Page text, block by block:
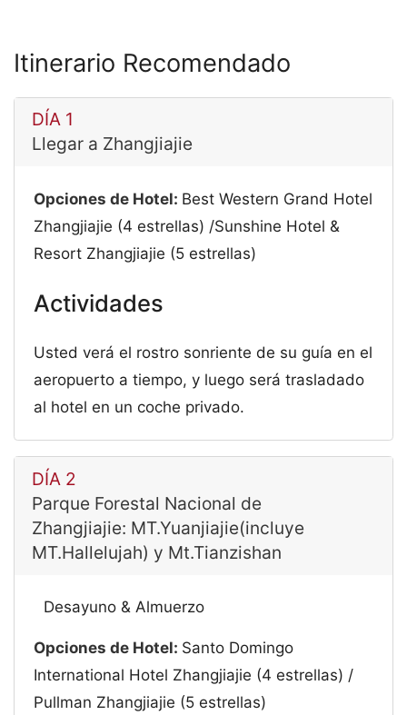
Itinerario Recomendado
DÍA 1
Llegar a Zhangjiajie
Opciones de Hotel: Best Western Grand Hotel
Zhangjiajie (4 estrellas) /Sunshine Hotel &
Resort Zhangjiajie (5 estrellas)
Actividades
Usted verá el rostro sonriente de su guía en el
aeropuerto a tiempo, y luego será trasladado
al hotel en un coche privado.
DÍA 2
Parque Forestal Nacional de
Zhangjiajie: MT.Yuanjiajie(incluye
MT.Hallelujah) y Mt.Tianzishan
Desayuno & Almuerzo
Opciones de Hotel: Santo Domingo
International Hotel Zhangjiajie (4 estrellas) /
Pullman Zhangjiajie (5 estrellas)